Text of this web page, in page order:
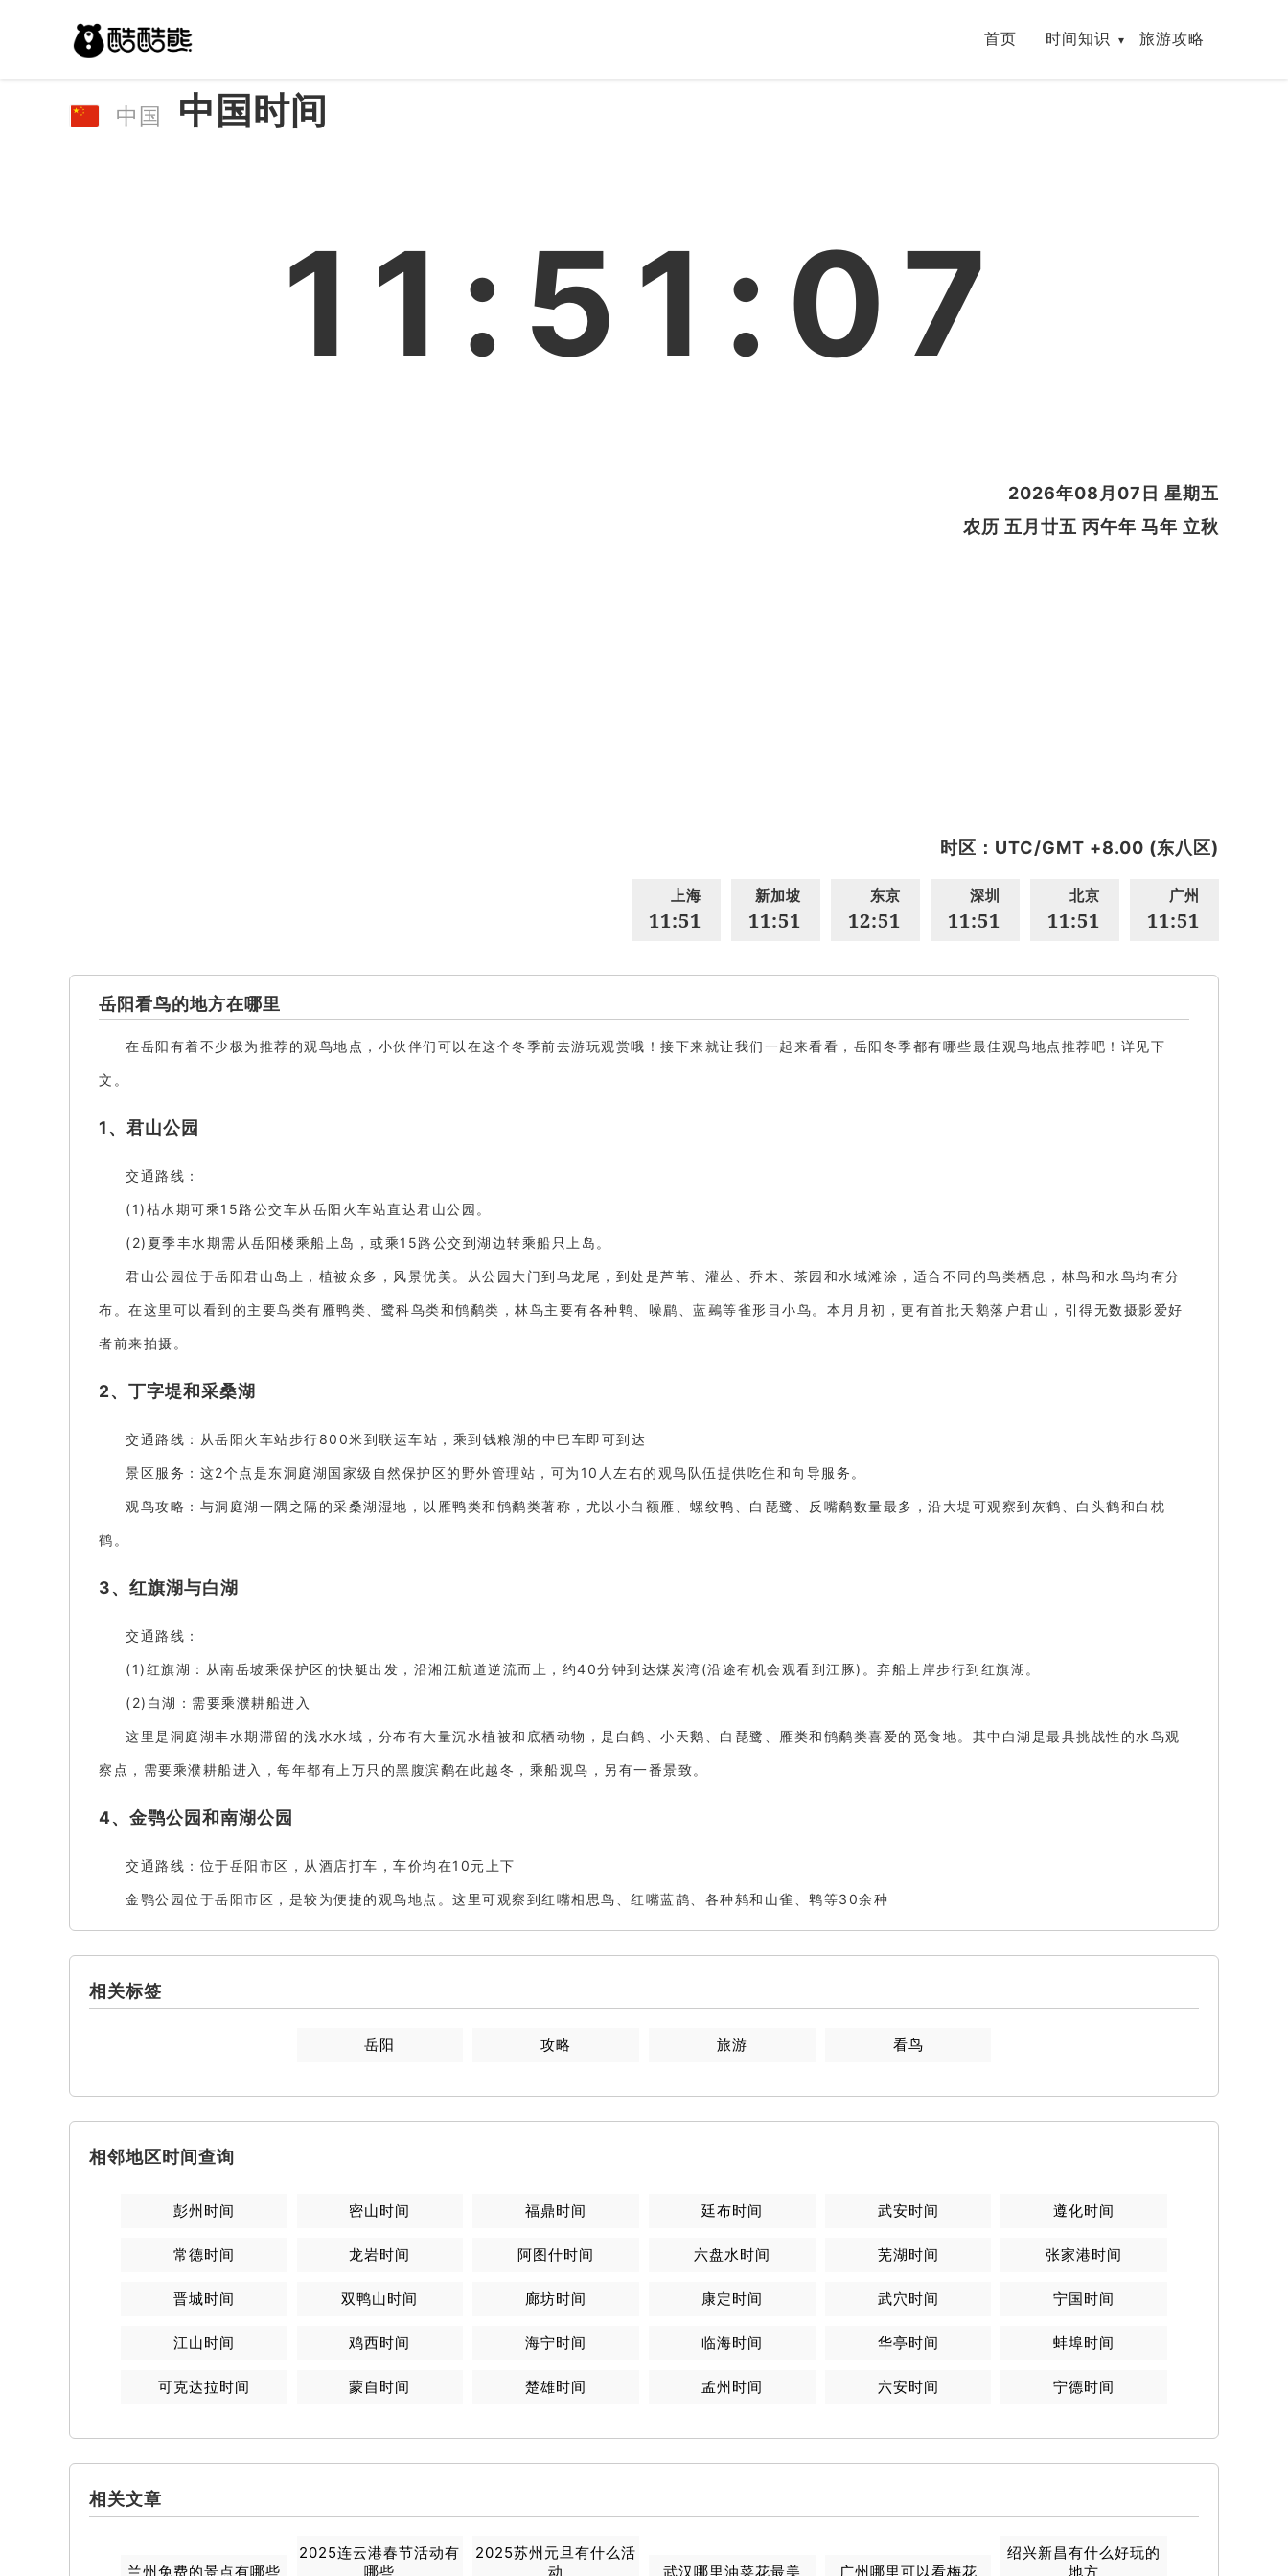
首页 时间知识 旅游攻略
中国 中国时间
11:51:07
2026年08月07日 星期五
农历 五月廿五 丙午年 马年 立秋
时区：UTC/GMT +8.00 (东八区)
上海
11:51
新加坡
11:51
东京
12:51
深圳
11:51
北京
11:51
广州
11:51
岳阳看鸟的地方在哪里
在岳阳有着不少极为推荐的观鸟地点，小伙伴们可以在这个冬季前去游玩观赏哦！接下来就让我们一起来看看，岳阳冬季都有哪些最佳观鸟地点推荐吧！详见下
文。
1、君山公园
交通路线：
(1)枯水期可乘15路公交车从岳阳火车站直达君山公园。
(2)夏季丰水期需从岳阳楼乘船上岛，或乘15路公交到湖边转乘船只上岛。
君山公园位于岳阳君山岛上，植被众多，风景优美。从公园大门到乌龙尾，到处是芦苇、灌丛、乔木、茶园和水域滩涂，适合不同的鸟类栖息，林鸟和水鸟均有分
布。在这里可以看到的主要鸟类有雁鸭类、鹭科鸟类和鸻鹬类，林鸟主要有各种鹎、噪鹛、蓝鵐等雀形目小鸟。本月月初，更有首批天鹅落户君山，引得无数摄影爱好
者前来拍摄。
2、丁字堤和采桑湖
交通路线：从岳阳火车站步行800米到联运车站，乘到钱粮湖的中巴车即可到达
景区服务：这2个点是东洞庭湖国家级自然保护区的野外管理站，可为10人左右的观鸟队伍提供吃住和向导服务。
观鸟攻略：与洞庭湖一隅之隔的采桑湖湿地，以雁鸭类和鸻鹬类著称，尤以小白额雁、螺纹鸭、白琵鹭、反嘴鹬数量最多，沿大堤可观察到灰鹤、白头鹤和白枕
鹤。
3、红旗湖与白湖
交通路线：
(1)红旗湖：从南岳坡乘保护区的快艇出发，沿湘江航道逆流而上，约40分钟到达煤炭湾(沿途有机会观看到江豚)。弃船上岸步行到红旗湖。
(2)白湖：需要乘濮耕船进入
这里是洞庭湖丰水期滞留的浅水水域，分布有大量沉水植被和底栖动物，是白鹤、小天鹅、白琵鹭、雁类和鸻鹬类喜爱的觅食地。其中白湖是最具挑战性的水鸟观
察点，需要乘濮耕船进入，每年都有上万只的黑腹滨鹬在此越冬，乘船观鸟，另有一番景致。
4、金鹗公园和南湖公园
交通路线：位于岳阳市区，从酒店打车，车价均在10元上下
金鹗公园位于岳阳市区，是较为便捷的观鸟地点。这里可观察到红嘴相思鸟、红嘴蓝鹊、各种鸫和山雀、鹎等30余种
相关标签
岳阳 攻略 旅游 看鸟
相邻地区时间查询
彭州 时间 密山时间 福鼎时间 廷布时间 武安时间 遵化时间
常德时间 龙岩时间 阿图什时间 六盘水时间 芜湖时间 张家港时间
晋城时间 双鸭山时间 廊坊时间 康定时间 武穴时间 宁国时间
江山时间 鸡西时间 海宁时间 临海时间 华亭时间 蚌埠时间
可克达拉时间 蒙自 时间 楚雄时间 孟州 时间 六安时间 宁德时间
相关文章
兰州免费的景点有哪些
2025连云港春节活动有
哪些
2025苏州元旦有什么活
动
武汉哪里油菜花最美 广州哪里可以看梅花
绍兴新昌有什么好玩的
地方